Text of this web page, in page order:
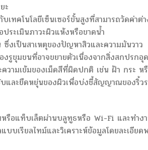
ะ
ทคโนโลยีเซ็นเซอร์ขั้นสูงที่สามารถวัดค่าต่
ระเมินภาวะผิวแห้งหรือขาดน้ำ
งเป็นสาเหตุของปัญหาสิวและความมันวาว
งรูขุมขนที่อาจขยายตัวเนื่องจากสิ่งสกปรกอุ
วามเข้มของเม็ดสีที่ผิดปกติ เช่น ฝ้า กระ ห
และยืดหยุ่นของผิวเพื่อบ่งชี้สัญญาณของริ้ว
รือแท็บเล็ตผ่านบลูทูธหรือ Wi-Fi และทำ
บเรียลไทม์และวิเคราะห์ข้อมูลโดยละเอี